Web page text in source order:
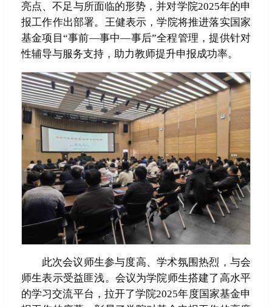
亮点、不足与所面临的形势，并对学院2025年的申
报工作作出部署。王健表示，学院将推进落实国家
基金项目“事前—事中—事后”全程管理，提供针对
性辅导与服务支持，助力教师提升申报成功率。
此次会议师生参与度高、学术氛围热烈，与会
师生表示受益匪浅。会议为学院师生搭建了高水平
的学习交流平台，拉开了学院2025年度国家基金申